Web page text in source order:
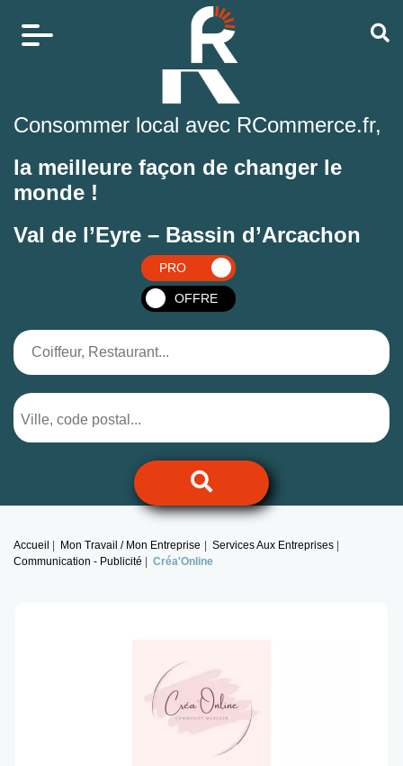
Consommer local avec RCommerce.fr,
la meilleure façon de changer le
monde !
Val de l’Eyre – Bassin d’Arcachon
PRO
OFFRE
Accueil Mon Travail / Mon Entreprise
Services Aux Entreprises
Communication - Publicité
Créa'Online